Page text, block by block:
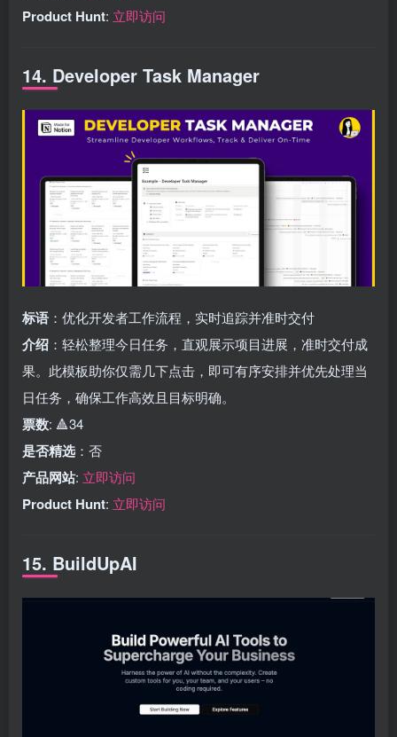
Product Hunt: 立即访问
14. Developer Task Manager
标语 ：优化开发者工作流程，实时追踪并准时交付
介绍 ：轻松整理今日任务，直观展示项目进展，准时交付成
果。此模板助你仅需几下点击，即可有序安排并优先处理当
日任务，确保工作高效且目标明确。
票数: 🔺34
是否精选 ：否
产品网站: 立即访问
Product Hunt: 立即访问
15. BuildUpAI